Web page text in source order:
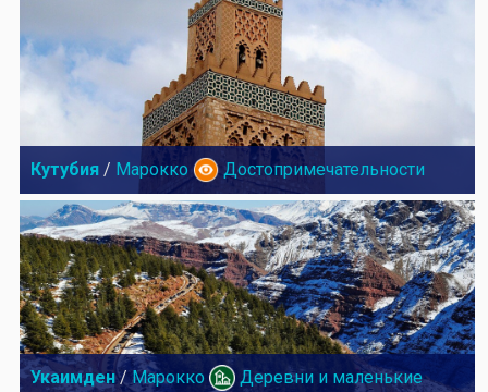
Кутубия / Марокко Достопримечательности
Укаимден/ Марокко
Деревни и маленькие